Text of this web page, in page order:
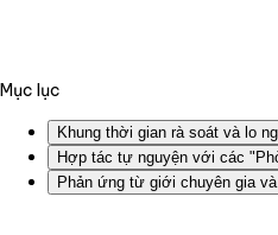
Mục lục
Khung thời gian rà soát và lo
Hợp tác tự nguyện với các
Phản ứng từ giới chuyên gia